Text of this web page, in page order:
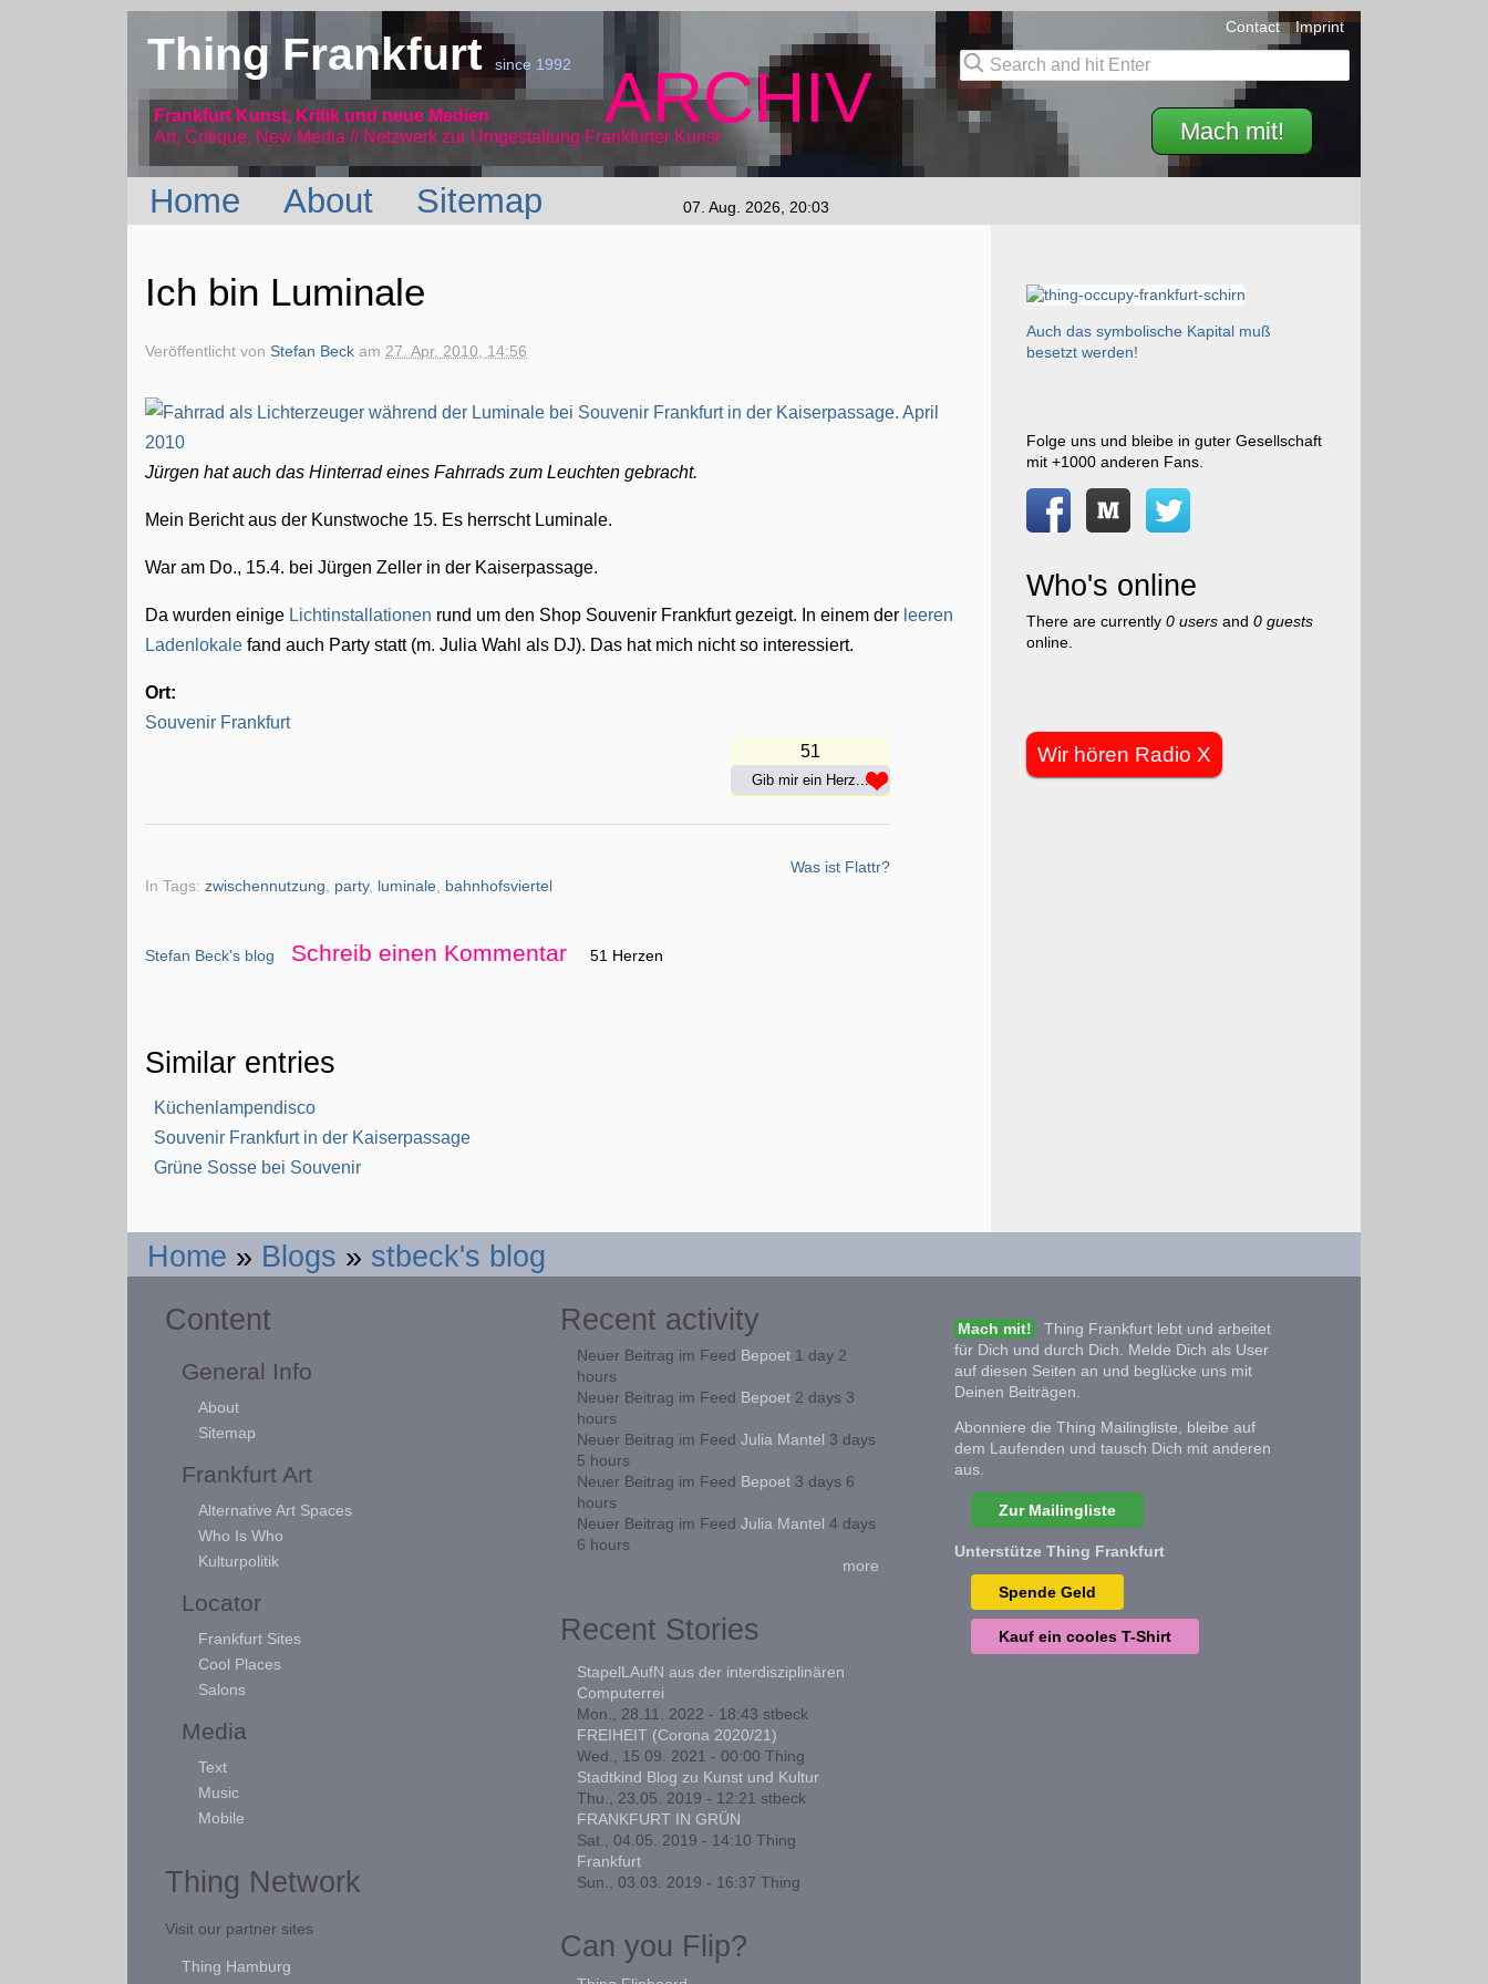
Thing Frankfurtsince 1992
Frankfurt Kunst, Kritik und neue Medien
Art, Critique, New Media // Netzwerk
ARCHIV
zur Umgestaltung Frankfurter Kunst Mach mit!
Contact Imprint
Home About Sitemap 07. Aug. 2026, 20:03
Ich bin Luminale
Veröffentlicht vonStefan Beck am27. Apr. 2010, 14:56
Jürgen hat auch das Hinterrad eines Fahrrads zum Leuchten gebracht.
Mein Bericht aus der Kunstwoche 15. Es herrscht Luminale.
War am Do., 15.4. bei Jürgen Zeller in der Kaiserpassage.
Da wurden einige Lichtinstallationen rund um den Shop Souvenir Frankfurt gezeigt. In einem der leeren
Ladenlokale fand auch Party statt (m. Julia Wahl als DJ). Das hat mich nicht so interessiert.
Ort:
Souvenir Frankfurt
51
Gib mir ein Herz...
In Tags:zwischennutzung party, luminale bahnhofsviertel
Was ist Flattr?
Stefan Beck's blog Schreib einen Kommentar 51 Herzen
Similar entries
Küchenlampendisco
Souvenir Frankfurt in der Kaiserpassage
Grüne Sosse bei Souvenir
Auch das symbolische Kapital muß
besetzt werden!
Folge uns und bleibe in guter Gesellschaft
mit +1000 anderen Fans.
Who's online
There are currently 0 usersand 0 guests
online.
Wir hören Radio X
Home » Blogs » stbeck's blog
Content
General Info
About
Sitemap
Frankfurt Art
Alternative Art Spaces
Who Is Who
Kulturpolitik
Locator
Frankfurt Sites
Cool Places
Salons
Media
Text
Music
Mobile
Thing Network
Visit our partner sites
Thing Hamburg
Recent activity
Neuer Beitrag im Feed Bepoet1 day 2
hours
Neuer Beitrag im Feed Bepoet2 days 3
hours
Neuer Beitrag im Feed Julia Mantel 3 days
5 hours
Neuer Beitrag im Feed Bepoet3 days 6
hours
Neuer Beitrag im Feed Julia Mantel 4 days
6 hours
more
Recent Stories
StapelLAufN aus der interdisziplinären
Computerrei
Mon., 28.11. 2022 - 18:43 stbeck
FREIHEIT (Corona 2020/21)
Wed., 15.09. 2021 - 00:00 Thing
Stadtkind Blog zu Kunst und Kultur
Thu., 23.05. 2019 - 12:21 stbeck
FRANKFURT IN GRÜN
Sat., 04.05. 2019 - 14:10 Thing
Frankfurt
Sun., 03.03. 2019 - 16:37 Thing
Can you Flip?
Mach mit!
Thing Frankfurt lebt und arbeitet
für Dich und durch Dich. Melde Dich als User
auf diesen Seiten an und beglücke uns mit
Deinen Beiträgen.
Abonniere die Thing Mailingliste, bleibe auf
dem Laufenden und tausch Dich mit anderen
aus.
Zur Mailingliste
Unterstütze Thing Frankfurt
Spende Geld
Kauf ein cooles T-Shirt